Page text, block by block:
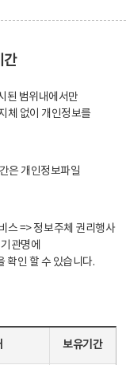
간
된 범위내에서만
체 없이 개인정보를
은 개인정보파일
=> 정보주체 권리행사
관명에
확인 할 수 있습니다.
보유기간